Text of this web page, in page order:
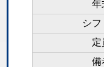
年
シフ
定
備